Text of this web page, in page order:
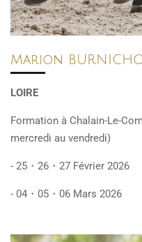
Marion
LOIRE
Formation à Chalain-Le-
mercredi au vendredi)
- 25 ・26・27 Février 2026
- 04・05・06 Mars 2026